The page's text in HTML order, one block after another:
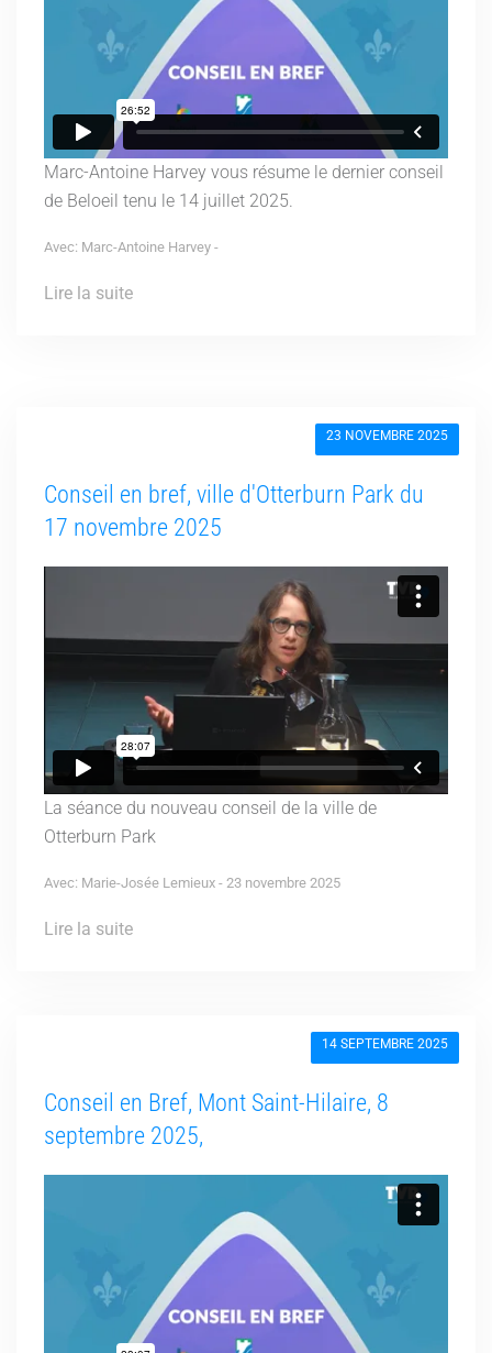
Marc-Antoine Harvey vous résume le dernier conseil
de Beloeil tenu le 14 juillet 2025.
Avec: Marc-Antoine Harvey -
Lire la suite
23 NOVEMBRE 2025
Conseil en bref, ville d'Otterburn Park du
17 novembre 2025
La séance du nouveau conseil de la ville de
Otterburn Park
Avec: Marie-Josée Lemieux - 23 novembre 2025
Lire la suite
14 SEPTEMBRE 2025
Conseil en Bref, Mont Saint-Hilaire, 8
septembre 2025,